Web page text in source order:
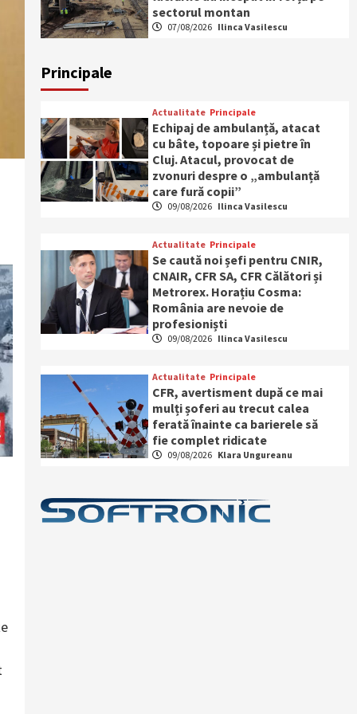
sectorul montan
07/08/2026 Ilinca Vasilescu
Principale
Actualitate Principale
Echipaj de ambulanță, atacat
cu bâte, topoare și pietre în
Cluj. Atacul, provocat de
zvonuri despre o „ambulanță
care fură copii”
09/08/2026 Ilinca Vasilescu
Actualitate Principale
Se caută noi șefi pentru CNIR,
CNAIR, CFR SA, CFR Călători și
Metrorex. Horațiu Cosma:
România are nevoie de
profesioniști
09/08/2026 Ilinca Vasilescu
Actualitate Principale
CFR, avertisment după ce mai
mulți șoferi au trecut calea
ferată înainte ca barierele să
fie complet ridicate
09/08/2026 Klara Ungureanu